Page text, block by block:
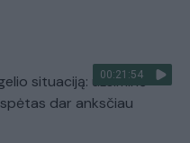
00:21:54
situaciją: užsiminė –
dar anksčiau